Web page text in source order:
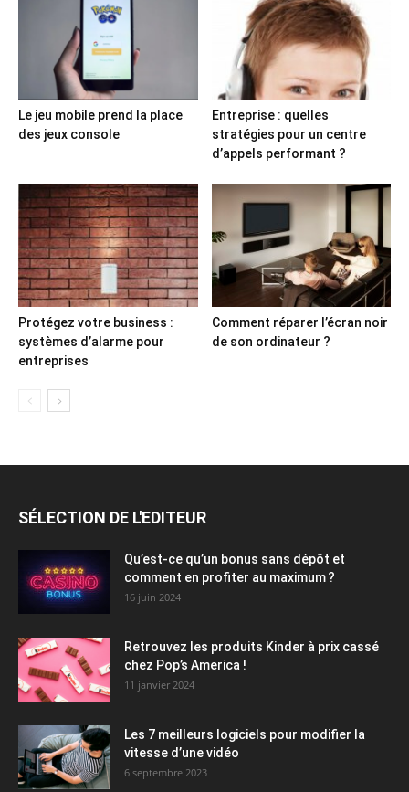
Le jeu mobile prend la place
des jeux console
Entreprise : quelles
stratégies pour un centre
d’appels performant ?
Protégez votre business :
systèmes d’alarme pour
entreprises
Comment réparer l’écran noir
de son ordinateur ?
SÉLECTION DE L'EDITEUR
Qu’est-ce qu’un bonus sans dépôt et
comment en profiter au maximum ?
16 juin 2024
Retrouvez les produits Kinder à prix cassé
chez Pop’s America !
11 janvier 2024
Les 7 meilleurs logiciels pour modifier la
vitesse d’une vidéo
6 septembre 2023